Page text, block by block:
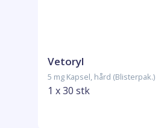
Vetoryl
5 mg Kapsel, hård (Blisterpak.)
1 x 30 stk